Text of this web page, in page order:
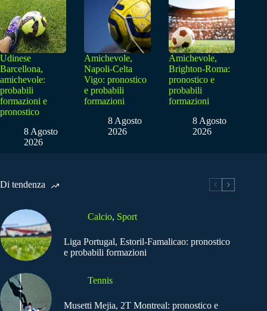
Udinese
Barcellona,
amichevole:
probabili
formazioni e
pronostico
8 Agosto
2026
Amichevole,
Napoli-Celta
Vigo: pronostico
e probabili
formazioni
8 Agosto
2026
Amichevole,
Brighton-Roma:
pronostico e
probabili
formazioni
8 Agosto
2026
Di tendenza
Calcio, Sport
Liga Portugal, Estoril-Famalicao: pronostico
e probabili formazioni
Tennis
Musetti Mejia, 2T Montreal: pronostico e